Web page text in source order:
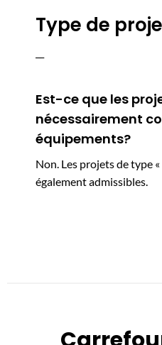
Type de
Est-ce que les
nécessairement
équipements?
Non. Les projets de type
également admissibles.